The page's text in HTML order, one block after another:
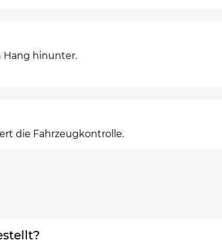
Hang hinunter.
die Fahrzeugkontrolle.